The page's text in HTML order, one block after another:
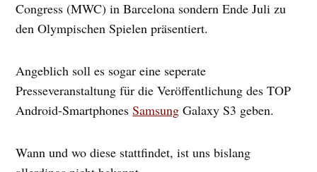
Congress (MWC) in Barcelona sondern Ende Juli zu
den Olympischen Spielen präsentiert.
Angeblich soll es sogar eine seperate
Presseveranstaltung für die Veröffentlichung des TOP
Android-SmartphonesSamsung Galaxy S3 geben.
Wann und wo diese stattfindet, ist uns bislang